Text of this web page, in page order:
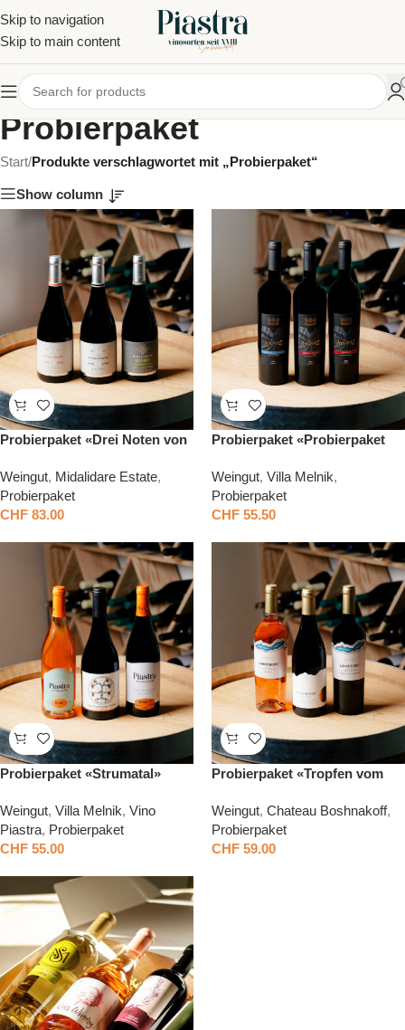
Skip to navigation
Skip to main content
Probierpaket
Start/Produkte verschlagwortet mit „Probierpaket“
Show column
Probierpaket «Drei Noten von
Weingut, Midalidare Estate,
Probierpaket
CHF 83.00
Probierpaket «Probierpaket
Weingut, Villa Melnik,
Probierpaket
CHF 55.50
Probierpaket «Strumatal»
Weingut, Villa Melnik, Vino
Piastra, Probierpaket
CHF 55.00
Probierpaket «Tropfen vom
Weingut, Chateau Boshnakoff,
Probierpaket
CHF 59.00